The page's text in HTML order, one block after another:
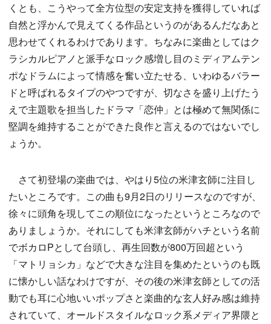
くとも、こうやって全方位型の安定支持を獲得していれば
自然と浮かんで見えてくる作品というのがあるんだなあと
思わせてくれるわけであります。ちなみに楽曲としてはク
ラシカルピアノと派手なロック感増し目のミディアムテン
ポなドラムによって情感を奮い立たせる、いわゆるバラー
ドと呼ばれるタイプのやつですが、切なさを盛り上げたう
えで主題歌を担当したドラマ「恋仲」とは極めて無関係に
堅調を維持することができた良作と言えるのではないでし
ょうか。
さて初登場の楽曲では、やはり5位の米津玄師に注目し
たいところです。この曲も9月2日のリリースなのですが、
徐々に頭角を現してこの順位になったというところなので
ありましょうか。それにしても米津玄師がハチという名前
でボカロPとして台頭し、再生回数が800万回超という
「マトリョシカ」などで大きな注目を集めたというのも既
に懐かしい話なわけですが、その後の米津玄師としての活
動でも耳に心地いいポップさと楽曲的な玄人好み感は維持
されていて、オールドスタイルなロック系メディア界隈と